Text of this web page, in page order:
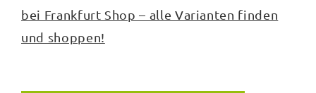
bei Frankfurt Shop – alle Varianten finden
und shoppen!